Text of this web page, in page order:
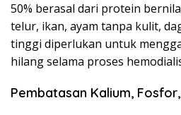
50% berasal dari protein
telur, ikan, ayam tanpa kulit,
tinggi diperlukan untuk
hilang selama proses
Pembatasan Kalium,